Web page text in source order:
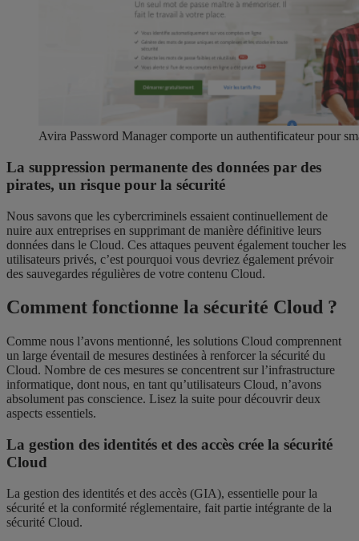
Avira Password Manager comporte un authentificateur pour
La suppression permanente des données par des
pirates, un risque pour la sécurité
Nous savons que les cybercriminels essaient continuellement de
nuire aux entreprises en supprimant de manière définitive leurs
données dans le Cloud. Ces attaques peuvent également toucher les
utilisateurs privés, c’est pourquoi vous devriez également prévoir
des sauvegardes régulières de votre contenu Cloud.
Comment fonctionne la sécurité Cloud ?
Comme nous l’avons mentionné, les solutions Cloud comprennent
un large éventail de mesures destinées à renforcer la sécurité du
Cloud. Nombre de ces mesures se concentrent sur l’infrastructure
informatique, dont nous, en tant qu’utilisateurs Cloud, n’avons
absolument pas conscience. Lisez la suite pour découvrir deux
aspects essentiels.
La gestion des identités et des accès crée la sécurité
Cloud
La gestion des identités et des accès (GIA), essentielle pour la
sécurité et la conformité réglementaire, fait partie intégrante de la
sécurité Cloud.